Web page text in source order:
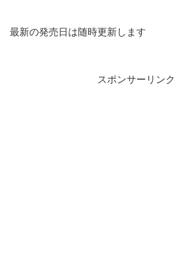
最新の発売日は随時更新します
スポンサーリンク